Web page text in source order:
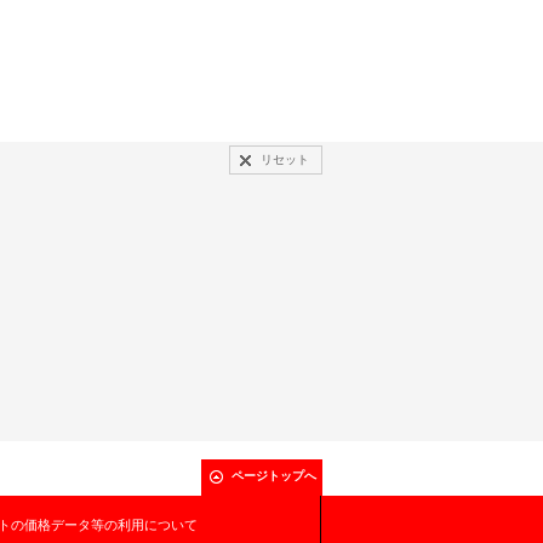
リセット
ページトップへ
の価格データ等の利用について